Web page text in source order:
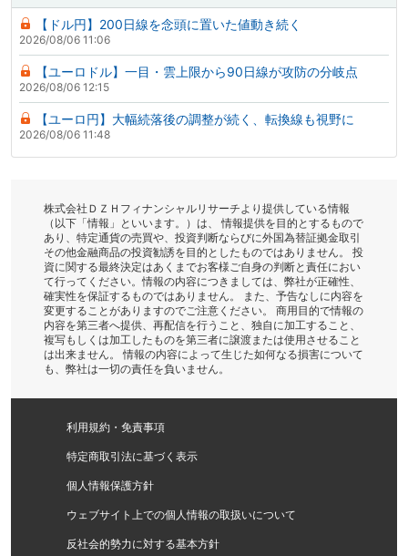
【ドル円】200日線を念頭に置いた値動き続く
2026/08/06 11:06
【ユーロドル】一目・雲上限から90日線が攻防の分岐点
2026/08/06 12:15
【ユーロ円】大幅続落後の調整が続く、転換線も視野に
2026/08/06 11:48
株式会社ＤＺＨフィナンシャルリサーチより提供している情報
（以下「情報」といいます。）は、 情報提供を目的とするもので
あり、特定通貨の売買や、投資判断ならびに外国為替証拠金取引
その他金融商品の投資勧誘を目的としたものではありません。 投
資に関する最終決定はあくまでお客様ご自身の判断と責任におい
て行ってください。情報の内容につきましては、弊社が正確性、
確実性を保証するものではありません。 また、予告なしに内容を
変更することがありますのでご注意ください。 商用目的で情報の
内容を第三者へ提供、再配信を行うこと、独自に加工すること、
複写もしくは加工したものを第三者に譲渡または使用させること
は出来ません。 情報の内容によって生じた如何なる損害について
も、弊社は一切の責任を負いません。
利用規約・免責事項
特定商取引法に基づく表示
個人情報保護方針
ウェブサイト上での個人情報の取扱いについて
反社会的勢力に対する基本方針